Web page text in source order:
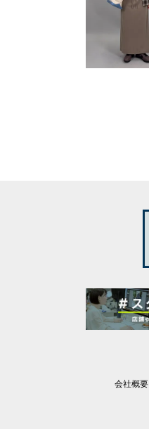
会社概要